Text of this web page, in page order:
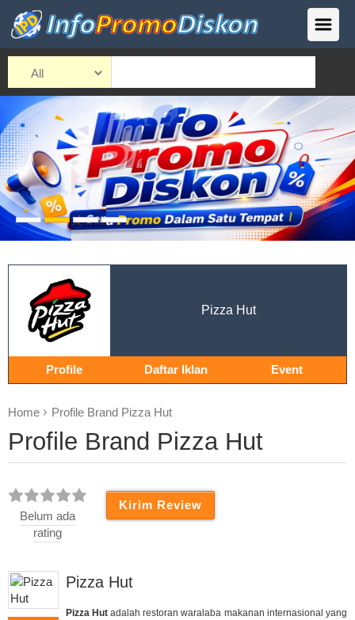
Pizza Hut
Profile Daftar Iklan Event
Home Profile Brand Pizza Hut
Profile Brand Pizza Hut
Belum ada
rating
Pizza Hut
Pizza Hutadalah restoran waralaba makanan internasional yang